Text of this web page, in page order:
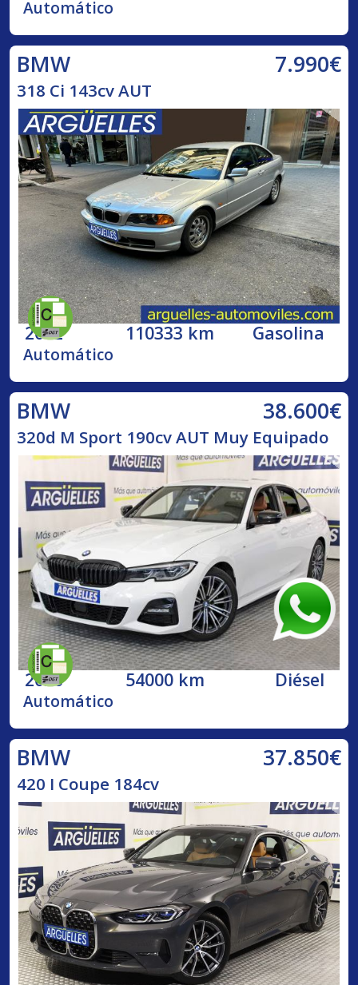
Automático
BMW 7.990€
318 Ci 143cv AUT
2002 110333 km Gasolina
Automático
BMW 38.600€
320d M Sport 190cv AUT Muy Equipado
2020 54000 km Diésel
Automático
BMW 37.850€
420 I Coupe 184cv